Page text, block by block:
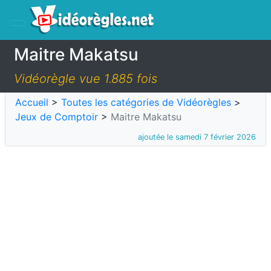
Maitre Makatsu
Vidéorègle vue 1.885 fois
Accueil > Toutes les catégories de Vidéorègles >
Jeux de Comptoir > Maitre Makatsu
ajoutée le samedi 7 février 2026